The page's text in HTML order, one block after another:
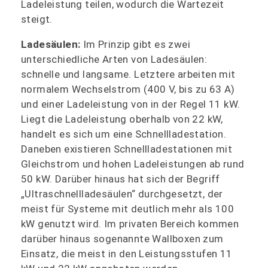
Ladeleistung teilen, wodurch die Wartezeit
steigt.
Ladesäulen: Im Prinzip gibt es zwei
unterschiedliche Arten von Ladesäulen:
schnelle und langsame. Letztere arbeiten mit
normalem Wechselstrom (400 V, bis zu 63 A)
und einer Ladeleistung von in der Regel 11 kW.
Liegt die Ladeleistung oberhalb von 22 kW,
handelt es sich um eine Schnellladestation.
Daneben existieren Schnellladestationen mit
Gleichstrom und hohen Ladeleistungen ab rund
50 kW. Darüber hinaus hat sich der Begriff
„Ultraschnellladesäulen“ durchgesetzt, der
meist für Systeme mit deutlich mehr als 100
kW genutzt wird. Im privaten Bereich kommen
darüber hinaus sogenannte Wallboxen zum
Einsatz, die meist in den Leistungsstufen 11